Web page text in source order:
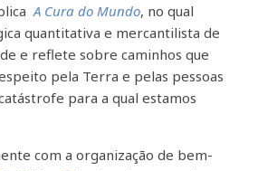
A Cura do Mundo, no qual
quantitativa e mercantilista de
e reflete sobre caminhos que
pela Terra e pelas pessoas
para a qual estamos
com a organização de bem-